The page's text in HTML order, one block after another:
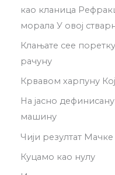
као кланица
морала У овој
Клањате сее
рачуну
Крвавом харпуну
На јасно
машину
Чији резултат
Куцамо као нулу